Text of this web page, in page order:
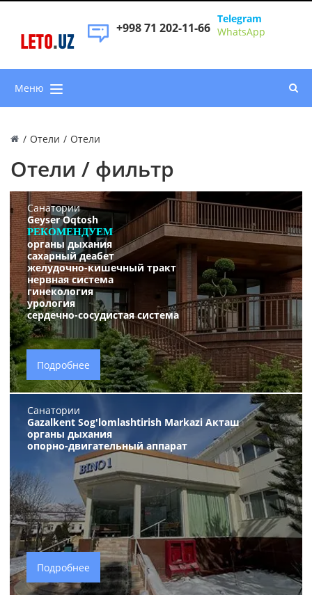
LETO.UZ
+998 71 202-11-66
Telegram
WhatsApp
Меню
/ Отели / Отели
Отели / фильтр
Санатории
Geyser Oqtosh
РЕКОМЕНДУЕМ
органы дыхания
сахарный деабет
желудочно-кишечный тракт
нервная система
гинекология
урология
сердечно-сосудистая система
Подробнее
Санатории
Gazalkent Sog'lomlashtirish Markazi Акташ
органы дыхания
опорно-двигательный аппарат
Подробнее